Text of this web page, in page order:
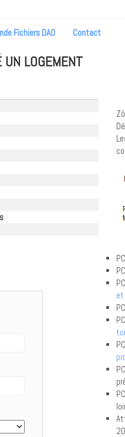
Fichiers DAO Contact
LOGEMENT
et